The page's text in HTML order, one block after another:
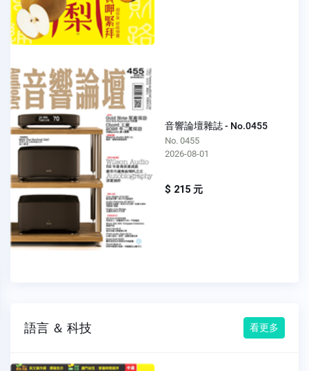
音響論壇雜誌 - No.0455
No. 0455
2026-08-01
$ 215 元
語言 ＆ 科技 看更多